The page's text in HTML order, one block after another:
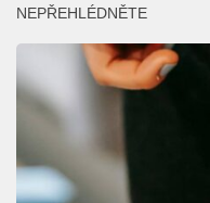
NEPŘEHLÉDNĚTE